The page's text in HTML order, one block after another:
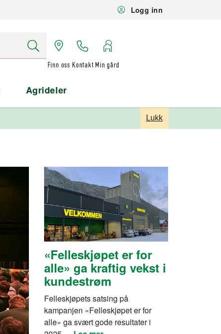
Logg inn
Finn oss Kontakt Min gård
Agrideler
Lukk
«Felleskjøpet er for
alle» ga kraftig vekst i
kundestrøm
Felleskjøpets satsing på
kampanjen «Felleskjøpet er for
alle» ga svært gode resultater i